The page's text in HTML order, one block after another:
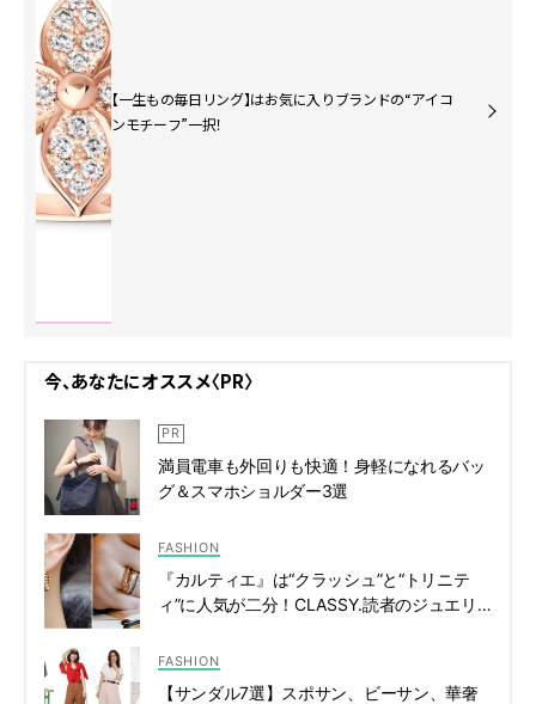
【一生もの毎日リング】はお気に入りブランドの“アイコ
ンモチーフ”一択！
今、あなたにオススメ〈PR〉
満員電車も外回りも快適！身軽になれるバッ
グ＆スマホショルダー3選
FASHION
『カルティエ』は“クラッシュ”と“トリニテ
ィ”に人気が二分！CLASSY.読者のジュエリ
FASHION
【サンダル7選】スポサン、ビーサン、華奢